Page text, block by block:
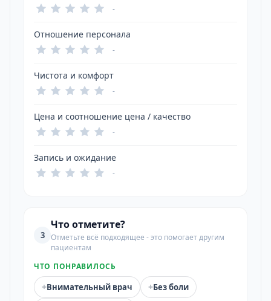
-
Отношение персонала
-
Чистота и комфорт
-
Цена и соотношение цена / качество
-
Запись и ожидание
-
3
Что отметите?
Отметьте всё подходящее - это помогает другим
пациентам
ЧТО ПОНРАВИЛОСЬ
+Внимательный врач +Без боли